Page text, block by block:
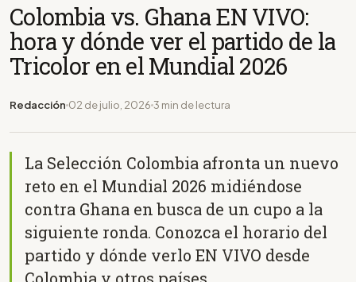
Colombia vs. Ghana EN VIVO:
hora y dónde ver el partido de la
Tricolor en el Mundial 2026
Redacción 02 de julio, 2026 3 min de lectura
La Selección Colombia afronta un nuevo
reto en el Mundial 2026 midiéndose
contra Ghana en busca de un cupo a la
siguiente ronda. Conozca el horario del
partido y dónde verlo EN VIVO desde